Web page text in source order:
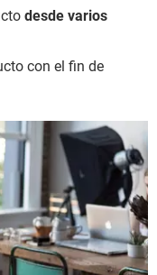
desde varios
con el fin de